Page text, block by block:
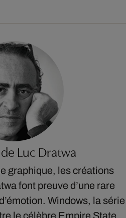
Luc Dratwa
graphique, les créations
font preuve d’une rare
Windows, la série
le célèbre Empire State